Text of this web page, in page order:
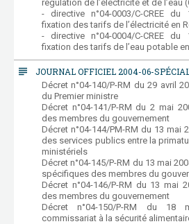
régulation de l’électricité et de l’eau
- directive n°04-0003/C-CREE
fixation des tarifs de l’électricité en
- directive n°04-0004/C-CREE
fixation des tarifs de l’eau potable
subject JOURNAL OFFICIEL 2004-06-
Décret n°04-140/P-RM du 29 avril
du Premier ministre
Décret n°04-141/P-RM du 2 mai
des membres du gouvernement
Décret n°04-144/PM-RM du 13 mai
des services publics entre la
ministériels
Décret n°04-145/P-RM du 13 mai
spécifiques des membres du
Décret n°04-146/P-RM du 13 mai
des membres du gouvernement
Décret n°04-150/P-RM du 18
commissariat à la sécurité